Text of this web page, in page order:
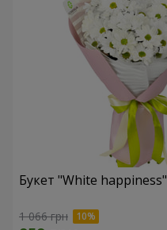
Букет "White happiness"
1 066 грн